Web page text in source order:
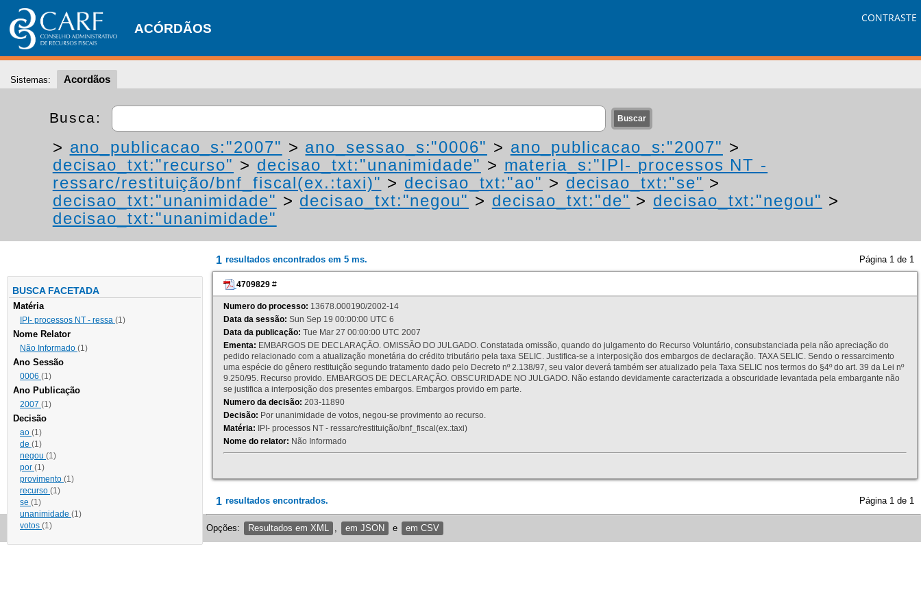
ACÓRDÃOS
CONTRASTE
Sistemas: Acordãos
Busca:
> ano_publicacao_s:"2007" > ano_sessao_s:"0006" > ano_publicacao_s:"2007" >
decisao_txt:"recurso" > decisao_txt:"unanimidade" > materia_s:"IPI- processos NT -
ressarc/restituição/bnf_fiscal(ex.:taxi)" > decisao_txt:"ao" > decisao_txt:"se" >
decisao_txt:"unanimidade" > decisao_txt:"negou" > decisao_txt:"de" > decisao_txt:"negou" >
decisao_txt:"unanimidade"
BUSCA FACETADA
Matéria
IPI- processos NT - ressa (1)
Nome Relator
Não Informado (1)
Ano Sessão
0006 (1)
Ano Publicação
2007 (1)
Decisão
ao (1)
de (1)
negou (1)
por (1)
provimento (1)
recurso (1)
se (1)
unanimidade (1)
votos (1)
1 resultados encontrados em 5 ms. Página 1 de 1
4709829 #
Numero do processo: 13678.000190/2002-14
Data da sessão: Sun Sep 19 00:00:00 UTC 6
Data da publicação: Tue Mar 27 00:00:00 UTC 2007
Ementa: EMBARGOS DE DECLARAÇÃO. OMISSÃO DO JULGADO. Constatada omissão, quando do julgamento do Recurso Voluntário, consubstanciada pela não apreciação do
pedido relacionado com a atualização monetária do crédito tributário pela taxa SELIC. Justifica-se a interposição dos embargos de declaração. TAXA SELIC. Sendo o ressarcimento
uma espécie do gênero restituição segundo tratamento dado pelo Decreto nº 2.138/97, seu valor deverá também ser atualizado pela Taxa SELIC nos termos do §4º do art. 39 da Lei nº
9.250/95. Recurso provido. EMBARGOS DE DECLARAÇÃO. OBSCURIDADE NO JULGADO. Não estando devidamente caracterizada a obscuridade levantada pela embargante não
se justifica a interposição dos presentes embargos. Embargos provido em parte.
Numero da decisão: 203-11890
Decisão: Por unanimidade de votos, negou-se provimento ao recurso.
Matéria: IPI- processos NT - ressarc/restituição/bnf_fiscal(ex.:taxi)
Nome do relator: Não Informado
1 resultados encontrados. Página 1 de 1
Opções: Resultados em XML em JSON e em CSV